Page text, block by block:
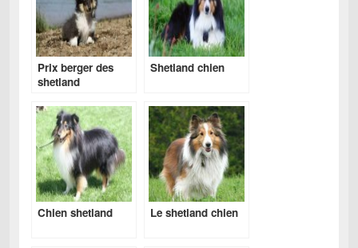
Prix berger des
shetland
Shetland chien
Chien shetland Le shetland chien